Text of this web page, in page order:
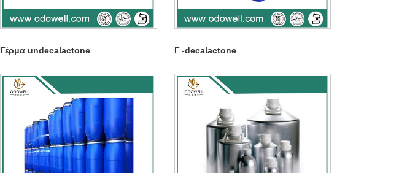
Γέρμα undecalactone Γ -decalactone